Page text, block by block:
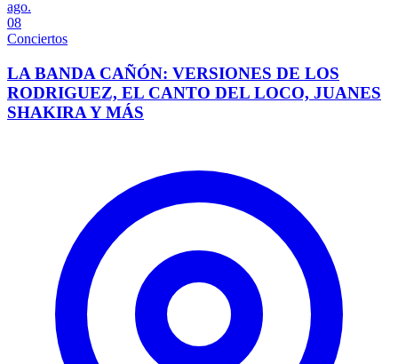
ago.
08
Conciertos
LA BANDA CAÑÓN: VERSIONES DE LOS
RODRIGUEZ, EL CANTO DEL LOCO, JUANES
SHAKIRA Y MÁS